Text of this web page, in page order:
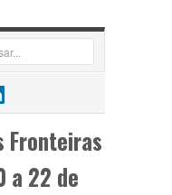
Fronteiras
a 22 de